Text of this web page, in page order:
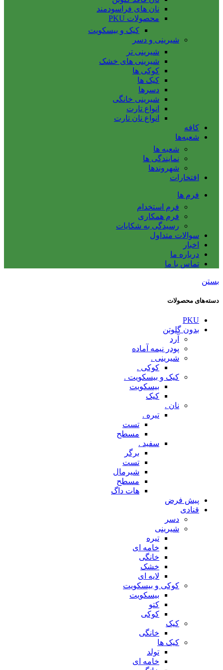
نان های فراسودمند
محصولات PKU
کیک و بیسکویت
شیرینی و دسر
شیرینی تر
شیرینی های خشک
کوکی ها
کیک ها
دسرها
شیرینی خانگی
انواع تارت
انواع نان تارت
کافه
شعبه‌ها
شعبه ها
نمایندگی ها
شهروندها
افتخارات
فرم ها
فرم استخدام
فرم همکاری
رسیدگی به شکایات
سوالات متداول
اخبار
درباره ما
تماس با ما
بستن
دسته‌های محصولات
PKU
بدون گلوتن
آرد
پودر نیمه آماده
شیرینی .
کوکی .
کیک و بیسکویت .
بیسکویت
کیک
نان .
تیره .
تست
مسطح
سفید .
برگر
تست
شیرمال
مسطح
هات داگ
پیش فرض
قنادی
دسر
شیرینی
تیره
خامه ای
خانگی
خشک
لایه ای
کوکی و بیسکویت
بیسکویت
کتو
کوکی
کیک
خانگی
کیک ها
تولد
خامه ای